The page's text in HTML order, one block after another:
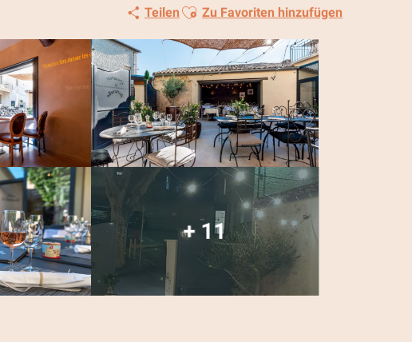
Teilen Ajouter aux favoris
Zu Favoriten hinzufügen
+ 11